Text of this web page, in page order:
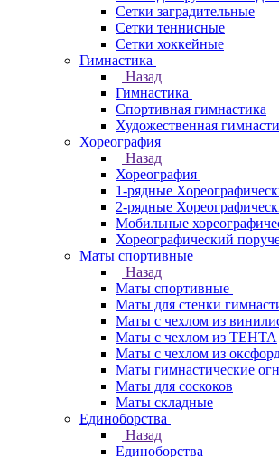
Сетки заградительные
Сетки теннисные
Сетки хоккейные
Гимнастика
Назад
Гимнастика
Спортивная гимнастика
Художественная
Хореография
Назад
Хореография
1-рядные
2-рядные
Мобильные
Хореографический
Маты спортивные
Назад
Маты спортивные
Маты для стенки
Маты с чехлом из
Маты с чехлом из ТЕНТА
Маты с чехлом из
Маты гимнастические
Маты для соскоков
Маты складные
Единоборства
Назад
Единоборства